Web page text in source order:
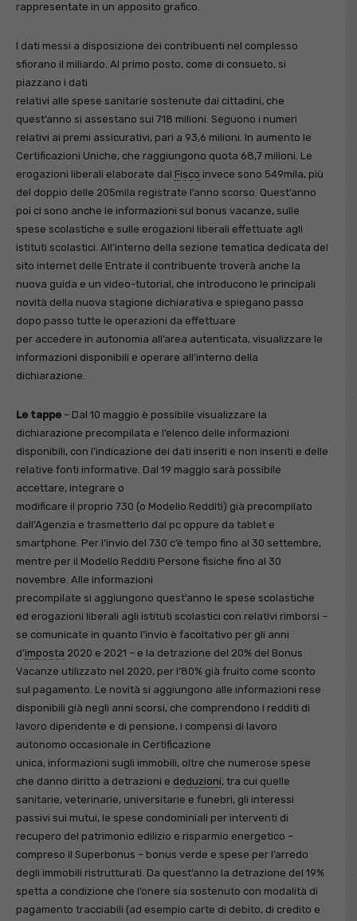
rappresentate in un apposito grafico.
I dati messi a disposizione dei contribuenti nel complesso
sfiorano il miliardo. Al primo posto, come di consueto, si
piazzano i dati
relativi alle spese sanitarie sostenute dai cittadini, che
quest’anno si assestano sui 718 milioni. Seguono i numeri
relativi ai premi assicurativi, pari a 93,6 milioni. In aumento le
Certificazioni Uniche, che raggiungono quota 68,7 milioni. Le
erogazioni liberali elaborate dal Fisco invece sono 549mila, più
del doppio delle 205mila registrate l’anno scorso. Quest’anno
poi ci sono anche le informazioni sul bonus vacanze, sulle
spese scolastiche e sulle erogazioni liberali effettuate agli
istituti scolastici. All’interno della sezione tematica dedicata del
sito internet delle Entrate il contribuente troverà anche la
nuova guida e un video-tutorial, che introducono le principali
novità della nuova stagione dichiarativa e spiegano passo
dopo passo tutte le operazioni da effettuare
per accedere in autonomia all’area autenticata, visualizzare le
informazioni disponibili e operare all’interno della
dichiarazione.
Le tappe – Dal 10 maggio è possibile visualizzare la
dichiarazione precompilata e l’elenco delle informazioni
disponibili, con l’indicazione dei dati inseriti e non inseriti e delle
relative fonti informative. Dal 19 maggio sarà possibile
accettare, integrare o
modificare il proprio 730 (o Modello Redditi) già precompilato
dall’Agenzia e trasmetterlo dal pc oppure da tablet e
smartphone. Per l’invio del 730 c’è tempo fino al 30 settembre,
mentre per il Modello Redditi Persone fisiche fino al 30
novembre. Alle informazioni
precompilate si aggiungono quest’anno le spese scolastiche
ed erogazioni liberali agli istituti scolastici con relativi rimborsi –
se comunicate in quanto l’invio è facoltativo per gli anni
d’imposta 2020 e 2021 – e la detrazione del 20% del Bonus
Vacanze utilizzato nel 2020, per l’80% già fruito come sconto
sul pagamento. Le novità si aggiungono alle informazioni rese
disponibili già negli anni scorsi, che comprendono i redditi di
lavoro dipendente e di pensione, i compensi di lavoro
autonomo occasionale in Certificazione
unica, informazioni sugli immobili, oltre che numerose spese
che danno diritto a detrazioni e deduzioni, tra cui quelle
sanitarie, veterinarie, universitarie e funebri, gli interessi
passivi sui mutui, le spese condominiali per interventi di
recupero del patrimonio edilizio e risparmio energetico –
compreso il Superbonus – bonus verde e spese per l’arredo
degli immobili ristrutturati. Da quest’anno la detrazione del 19%
spetta a condizione che l’onere sia sostenuto con modalità di
pagamento tracciabili (ad esempio carte di debito, di credito e